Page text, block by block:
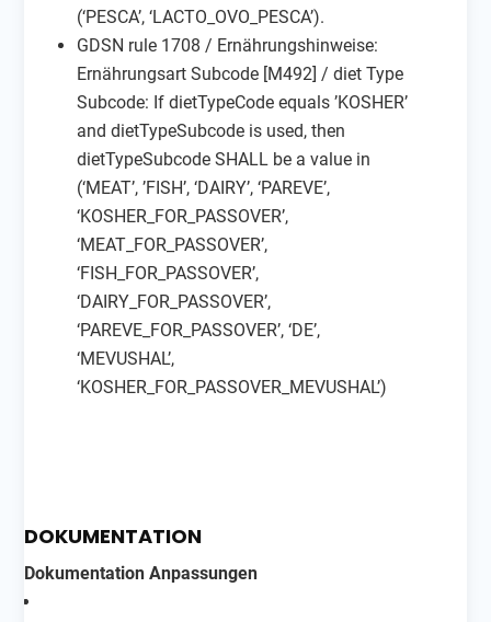
(‘PESCA’, ‘LACTO_OVO_PESCA’).
GDSN rule 1708 / Ernährungshinweise:
Ernährungsart Subcode [M492] / diet Type
Subcode: If dietTypeCode equals ’KOSHER’
and dietTypeSubcode is used, then
dietTypeSubcode SHALL be a value in
(‘MEAT’, ’FISH’, ‘DAIRY’, ‘PAREVE’,
‘KOSHER_FOR_PASSOVER’,
‘MEAT_FOR_PASSOVER’,
‘FISH_FOR_PASSOVER’,
‘DAIRY_FOR_PASSOVER’,
‘PAREVE_FOR_PASSOVER’, ‘DE’,
‘MEVUSHAL’,
‘KOSHER_FOR_PASSOVER_MEVUSHAL’)
DOKUMENTATION
Dokumentation Anpassungen